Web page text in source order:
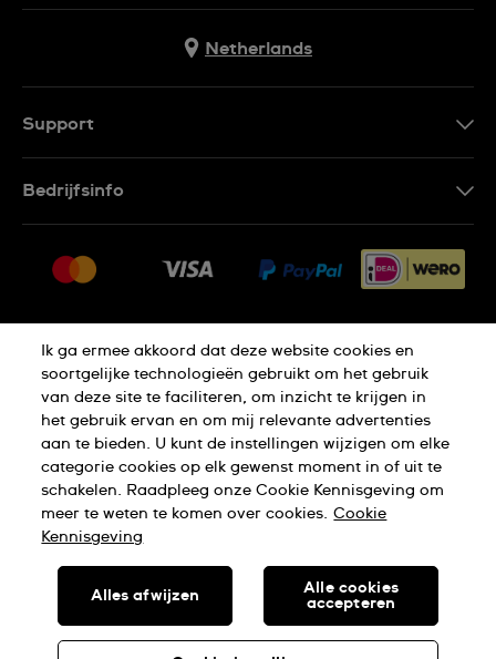
Netherlands
Support
Retouren
Verkoopvoorwaarden
Annulering van de overeenkomst
Bedrijfsinfo
Vacatures
Thuiswinkel certificaat
Privacy Verklaring Cookies
Gebruiksvoorwaarden
SWISS MADE
SWATCH AG 2026. ALLE RECHTEN VOORBEHOUDEN: SWISS
Ik ga ermee akkoord dat deze website cookies en
soortgelijke technologieën gebruikt om het gebruik
van deze site te faciliteren, om inzicht te krijgen in
het gebruik ervan en om mij relevante advertenties
aan te bieden. U kunt de instellingen wijzigen om elke
categorie cookies op elk gewenst moment in of uit te
schakelen. Raadpleeg onze Cookie Kennisgeving om
meer te weten te komen over cookies. Cookie
Kennisgeving
Alles afwijzen
Alle cookies
accepteren